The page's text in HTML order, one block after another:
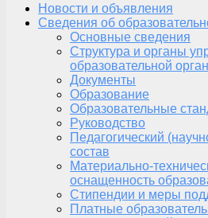
Новости и объявления
Сведения об
Основные сведения
Структура и органы
образовательной
Документы
Образование
Образовательные
Руководство
Педагогический
состав
Материально-
оснащенность
Стипендии и меры
Платные